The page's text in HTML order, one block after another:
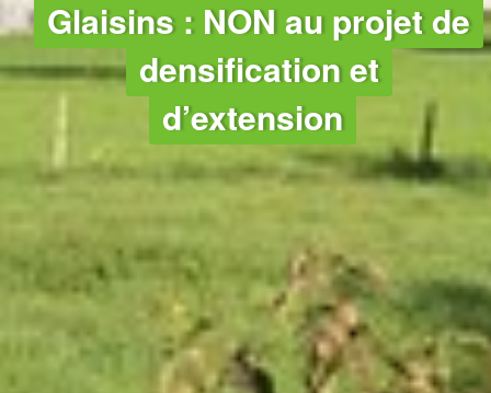
Glaisins : NON au projet de
densification et
d’extension